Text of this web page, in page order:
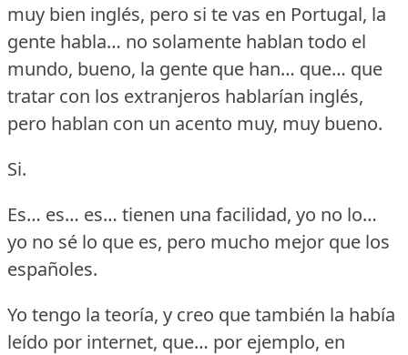
muy bien inglés, pero si te vas en Portugal, la
gente habla… no solamente hablan todo el
mundo, bueno, la gente que han… que… que
tratar con los extranjeros hablarían inglés,
pero hablan con un acento muy, muy bueno.
Si.
Es… es… es… tienen una facilidad, yo no lo…
yo no sé lo que es, pero mucho mejor que los
españoles.
Yo tengo la teoría, y creo que también la había
leído por internet, que… por ejemplo, en